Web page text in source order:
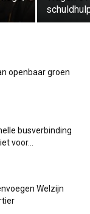
openbaar groen
busverbinding
voor...
Welzijn